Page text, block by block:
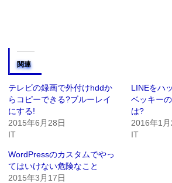
関連
テレビの録画で外付けhddか
らコピーできる?ブルーレイ
にする!
2015年6月28日
IT
LINEをハ
ベッキー
は?
2016年1月
IT
WordPressのカスタムでやっ
てはいけない危険なこと
2015年3月17日